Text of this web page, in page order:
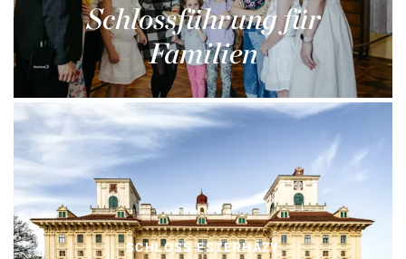
Schlossführung für
Familien
SCHLOSS ESTERHÁZY